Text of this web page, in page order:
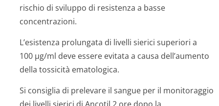
rischio di sviluppo di resistenza a basse
concentrazioni.
L’esistenza prolungata di livelli sierici superiori a
100 µg/ml deve essere evitata a causa dell’aumento
della tossicità ematologica.
Si consiglia di prelevare il sangue per il monitoraggio